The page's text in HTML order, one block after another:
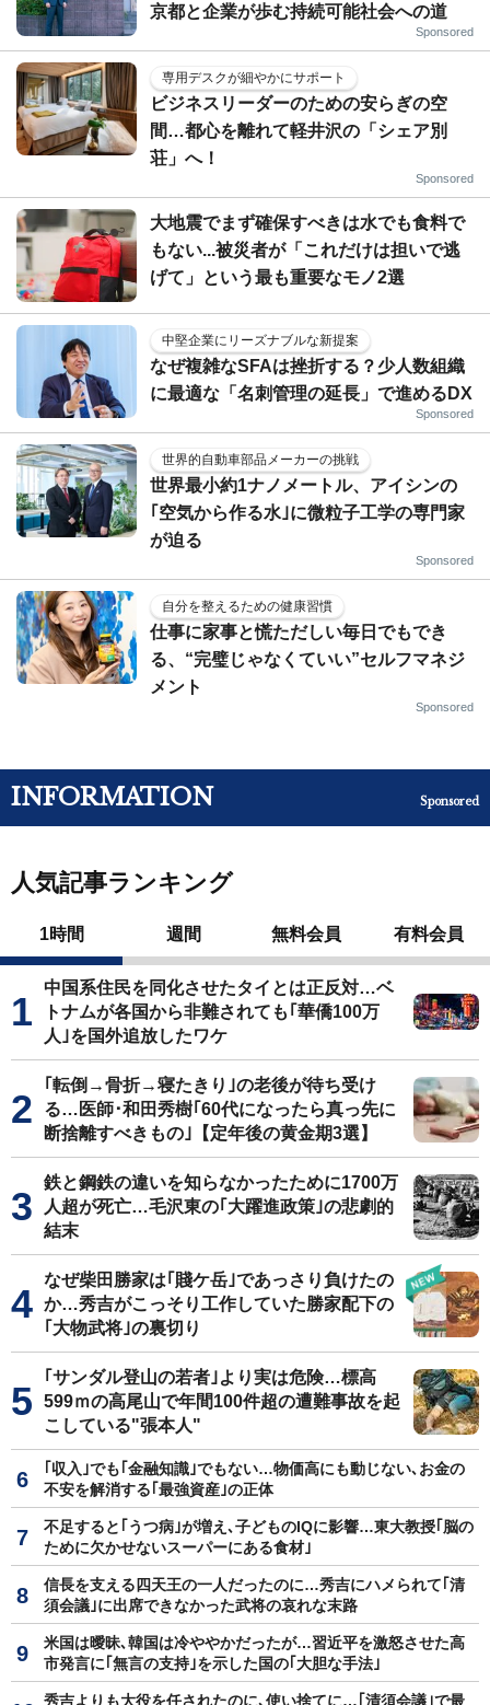
京都と企業が歩む持続可能社会への道
Sponsored
専用デスクが細やかにサポート
ビジネスリーダーのための安らぎの空
間…都心を離れて軽井沢の「シェア別
荘」へ！
Sponsored
大地震でまず確保すべきは水でも食料で
もない...被災者が「これだけは担いで逃
げて」という最も重要なモノ2選
中堅企業にリーズナブルな新提案
なぜ複雑なSFAは挫折する？少人数組織
に最適な「名刺管理の延長」で進めるDX
Sponsored
世界的自動車部品メーカーの挑戦
世界最小約1ナノメートル、アイシンの
｢空気から作る水｣に微粒子工学の専門家
が迫る
Sponsored
自分を整えるための健康習慣
仕事に家事と慌ただしい毎日でもでき
る、“完璧じゃなくていい”セルフマネジ
メント
Sponsored
INFORMATION Sponsored
人気記事ランキング
1時間 週間 無料会員 有料会員
中国系住民を同化させたタイとは正反対…ベ
トナムが各国から非難されても｢華僑100万
人｣を国外追放したワケ
｢転倒→骨折→寝たきり｣の老後が待ち受け
る…医師･和田秀樹｢60代になったら真っ先に
断捨離すべきもの｣【定年後の黄金期3選】
鉄と鋼鉄の違いを知らなかったために1700万
人超が死亡…毛沢東の｢大躍進政策｣の悲劇的
結末
なぜ柴田勝家は｢賤ケ岳｣であっさり負けたの
か…秀吉がこっそり工作していた勝家配下の
｢大物武将｣の裏切り
｢サンダル登山の若者｣より実は危険…標高
599ｍの高尾山で年間100件超の遭難事故を起
こしている"張本人"
｢収入｣でも｢金融知識｣でもない…物価高にも動じない､お金の
不安を解消する｢最強資産｣の正体
不足すると｢うつ病｣が増え､子どものIQに影響…東大教授｢脳の
ために欠かせないスーパーにある食材｣
信長を支える四天王の一人だったのに…秀吉にハメられて｢清
須会議｣に出席できなかった武将の哀れな末路
米国は曖昧､韓国は冷ややかだったが…習近平を激怒させた高
市発言に｢無言の支持｣を示した国の｢大胆な手法｣
秀吉よりも大役を任されたのに､使い捨てに…｢清須会議｣で最